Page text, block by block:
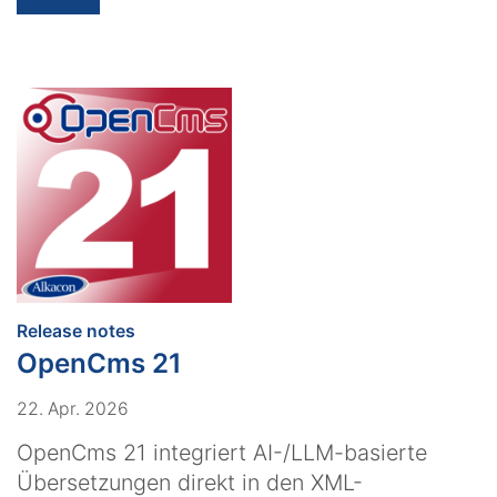
Release notes
OpenCms 21
22. Apr. 2026
OpenCms 21 integriert AI-/LLM-basierte
Übersetzungen direkt in den XML-